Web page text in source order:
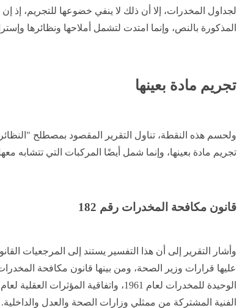
لجداول المخدرات، إلا أن ذلك لا ينفي خضوعها للتجريم، إذ
المذكورة بالنص، وإنما امتدت لتشمل أملاحها ونظائرها
تجريم مادة بعينها
ولحسم هذه النقطة، تناول التقرير المقصود بمصطلح
تجريم مادة بعينها، وإنما شمل أيضًا المركبات التي تتشابه
قانون مكافحة المخدرات رقم 182
وأشار التقرير إلى أن هذا التفسير يستند إلى المرجعيات
الفنية المشتركة من ممثلي وزارات الصحة والعدل والداخلية.